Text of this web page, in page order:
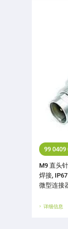
99 0409
M9 直头
焊接, IP67
微型连接
详细信息